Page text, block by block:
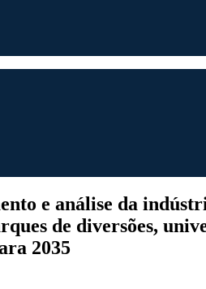
e análise da
de diversões,
2035